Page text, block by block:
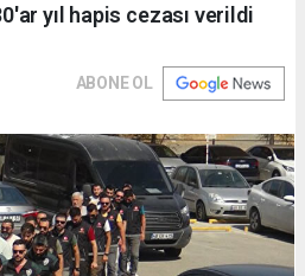
yıl hapis cezası verildi
ABONE OL